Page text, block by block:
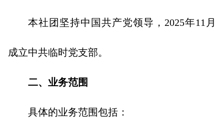
本社团坚持中国共产党领导，2025年11月
成立中共临时党支部。
二、业务范围
具体的业务范围包括：